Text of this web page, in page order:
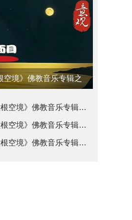
境》佛教音乐专辑之
佛教音乐专辑之身观•花道
佛教音乐专辑之舌观•茶道(2)
佛教音乐专辑之舌观•茶道(1)